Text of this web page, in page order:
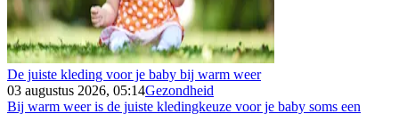
De juiste kleding voor je baby bij warm weer
03 augustus 2026, 05:14Gezondheid
Bij warm weer is de juiste kledingkeuze voor je baby soms een